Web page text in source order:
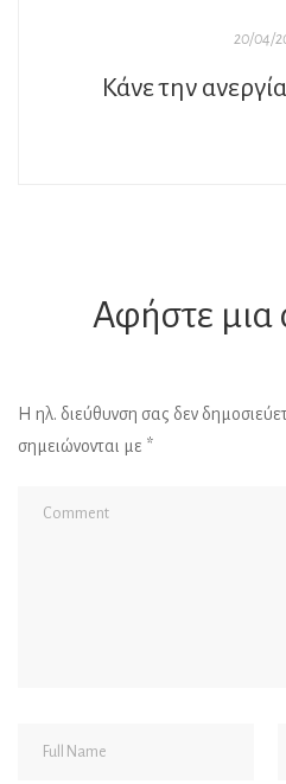
20/04/
Κάνε την
Αφήστε μια
Η ηλ. διεύθυνση σας δεν
σημειώνονται με *